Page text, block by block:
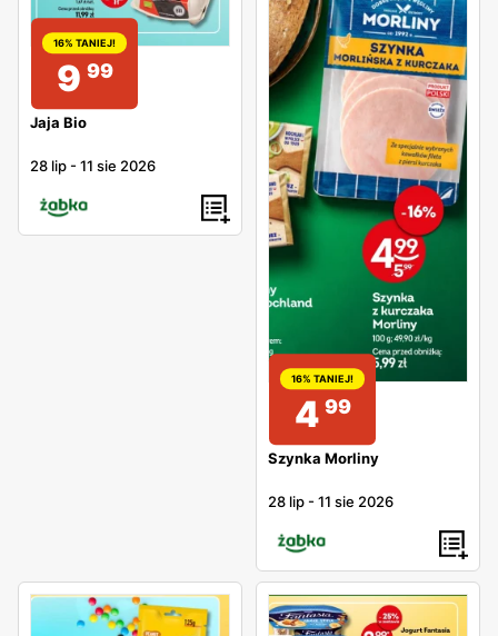
16% TANIEJ!
9 99
Jaja Bio
28 lip -11 sie 2026
16% TANIEJ!
4 99
Szynka Morliny
28 lip -11 sie 2026